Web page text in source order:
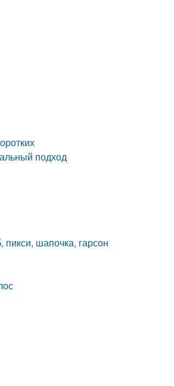
подход
шапочка, гарсон